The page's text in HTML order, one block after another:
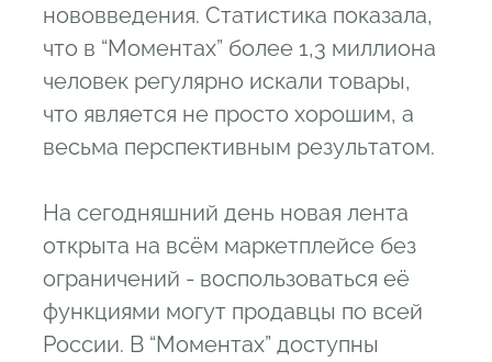
нововведения. Статистика показала,
что в “Моментах” более 1,3 миллиона
человек регулярно искали товары,
что является не просто хорошим, а
весьма перспективным результатом.
На сегодняшний день новая лента
открыта на всём маркетплейсе без
ограничений - воспользоваться её
функциями могут продавцы по всей
России. В “Моментах” доступны